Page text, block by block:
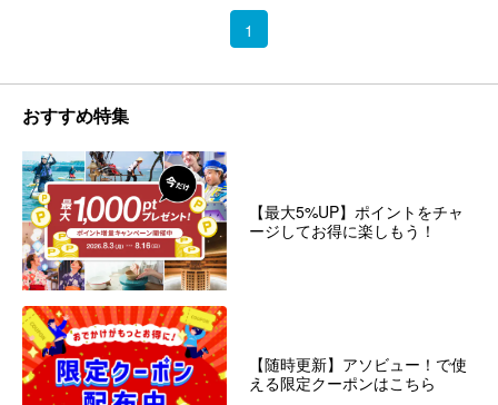
1
おすすめ特集
【最大5%UP】ポイントをチャ
ージしてお得に楽しもう！
【随時更新】アソビュー！で使
える限定クーポンはこちら